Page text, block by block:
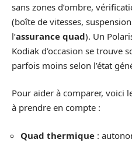
sans zones d’ombre,
(boîte de vitesses,
l’assurance quad). Un
Kodiak d’occasion se trouve
parfois moins selon l’état
Pour aider à comparer, voici
à prendre en compte :
Quad thermique :